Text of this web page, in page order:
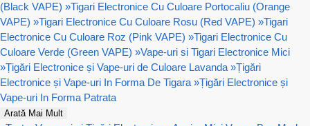
(Black VAPE) »Tigari Electronice Cu Culoare Portocaliu (Orange
VAPE) »Tigari Electronice Cu Culoare Rosu (Red VAPE) »Tigari
Electronice Cu Culoare Roz (Pink VAPE) »Tigari Electronice Cu
Culoare Verde (Green VAPE) »Vape-uri si Tigari Electronice Mici
»Țigări Electronice și Vape-uri de Culoare Lavanda »Țigări
Electronice și Vape-uri In Forma De Tigara »Țigări Electronice și
Vape-uri In Forma Patrata
Arată Mai Mult